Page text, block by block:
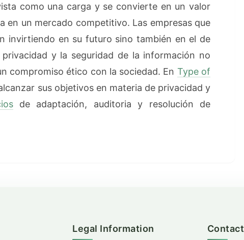
como una carga y se convierte en un valor
en un mercado competitivo. Las empresas que
invirtiendo en su futuro sino también en el de
y la seguridad de la información no
compromiso ético con la sociedad. En Type of
sus objetivos en materia de privacidad y
de adaptación, auditoria y resolución de
Legal Information Contact